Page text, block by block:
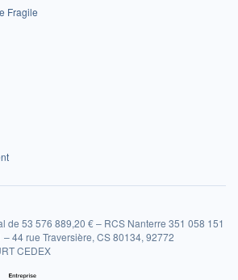
Fragile
de 53 576 889,20 € – RCS Nanterre 351 058 151
44 rue Traversière, CS 80134, 92772
CEDEX